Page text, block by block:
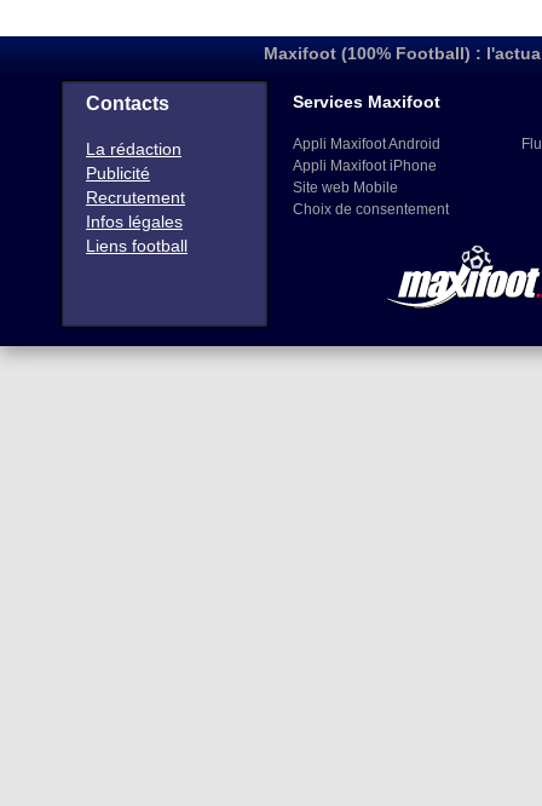
Maxifoot (100% Football) :
Contacts
La rédaction
Publicité
Recrutement
Infos légales
Liens football
Services Maxifoot
Appli Maxifoot Android
Appli Maxifoot iPhone
Site web Mobile
Choix de consentement